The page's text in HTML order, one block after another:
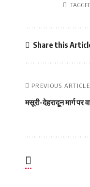
Share this
PREVIOUS ARTICLE
मसूरी-देहरादून मार्ग पर